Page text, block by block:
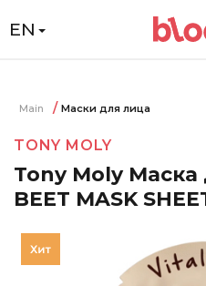
EN
Main Маски для лица
TONY MOLY
Tony Moly Маска
BEET MASK